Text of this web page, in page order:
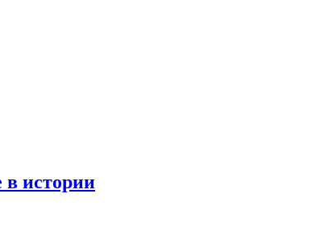
истории